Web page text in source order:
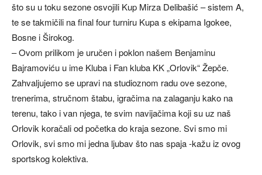
što su u toku sezone osvojili Kup Mirza Delibašić – sistem A,
te se takmičili na final four turniru Kupa s ekipama Igokee,
Bosne i Širokog.
– Ovom prilikom je uručen i poklon našem Benjaminu
Bajramoviću u ime Kluba i Fan kluba KK „Orlovik“ Žepče.
Zahvaljujemo se upravi na studioznom radu ove sezone,
trenerima, stručnom štabu, igračima na zalaganju kako na
terenu, tako i van njega, te svim navijačima koji su uz naš
Orlovik koračali od početka do kraja sezone. Svi smo mi
Orlovik, svi smo mi jedna ljubav što nas spaja -kažu iz ovog
sportskog kolektiva.